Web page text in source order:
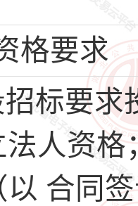
格要求
标要求
人资
以 合同